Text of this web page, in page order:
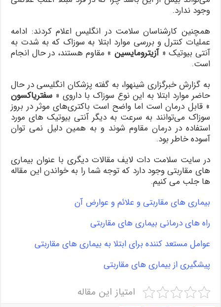
وجود ندارد.
همچنین کارشناسان سلامت در انگلیس اعلام کردند: ادامه
عملیات کنترل و بررسی موارد ابتلا به سوزاک که به شدت به
آنتی بیوتیک «آزیترومایسین » مقاوم هستند،‌ در حال انجام
است.
به گزارش خبرگزاری شینهوا، به گفته پزشکان انگلیسی در حال
حاضر موارد ابتلا به این نوع سوزاک با داروی « سفتریاکسون
» قابل درمان است اما واضح است باکتری‌های موثر در بروز
سوزاک می‌توانند به سرعت به دیگر آنتی بیوتیک های مورد
استفاده در درمان مقاوم شوند و به همین دلیل نمی توان
آسوده خاطر بود.
در سایت سلامت دات لایف مقالات دیگری با عنوان بیماری
های مقاربتی وجود دارد که توجه شما را به خواندن این مقاله
ها جلب می کنیم.
بیماری های مقاربتی و علائم و عوارض آن
راه های درمانی بیماری های مقاربتی
عوامل مستعد کننده برای ابتلا به بیماری های مقاربتی
پیشگیری از بیماری های مقاربتی
امتیاز این مقاله